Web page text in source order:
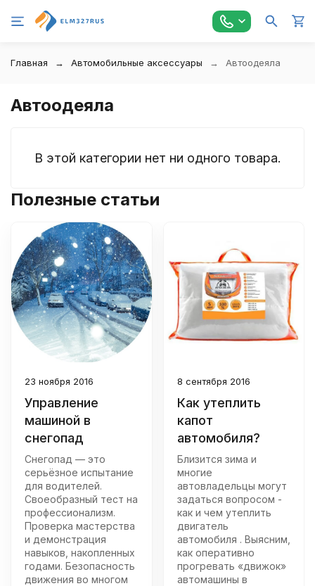
Главная Автомобильные аксессуары Автоодеяла
Автоодеяла
В этой категории нет ни одного товара.
Полезные статьи
23 ноября 2016
Управление
машиной в
снегопад
Снегопад — это
серьёзное испытание
для водителей.
Своеобразный тест на
профессионализм.
Проверка мастерства
и демонстрация
навыков, накопленных
годами. Безопасность
движения во многом
8 сентября 2016
Как утеплить
капот
автомобиля?
Близится зима и
многие
автовладельцы могут
задаться вопросом -
как и чем утеплить
двигатель
автомобиля . Выясним,
как оперативно
прогревать «движок»
автомашины в